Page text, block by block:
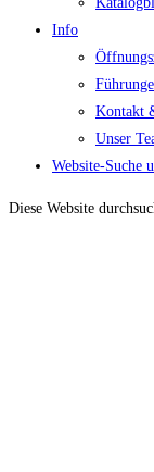
Info
Kontakt
Unser
Website-Suche
Diese Website